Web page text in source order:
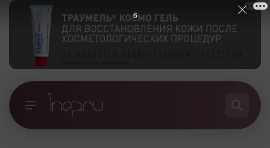
5